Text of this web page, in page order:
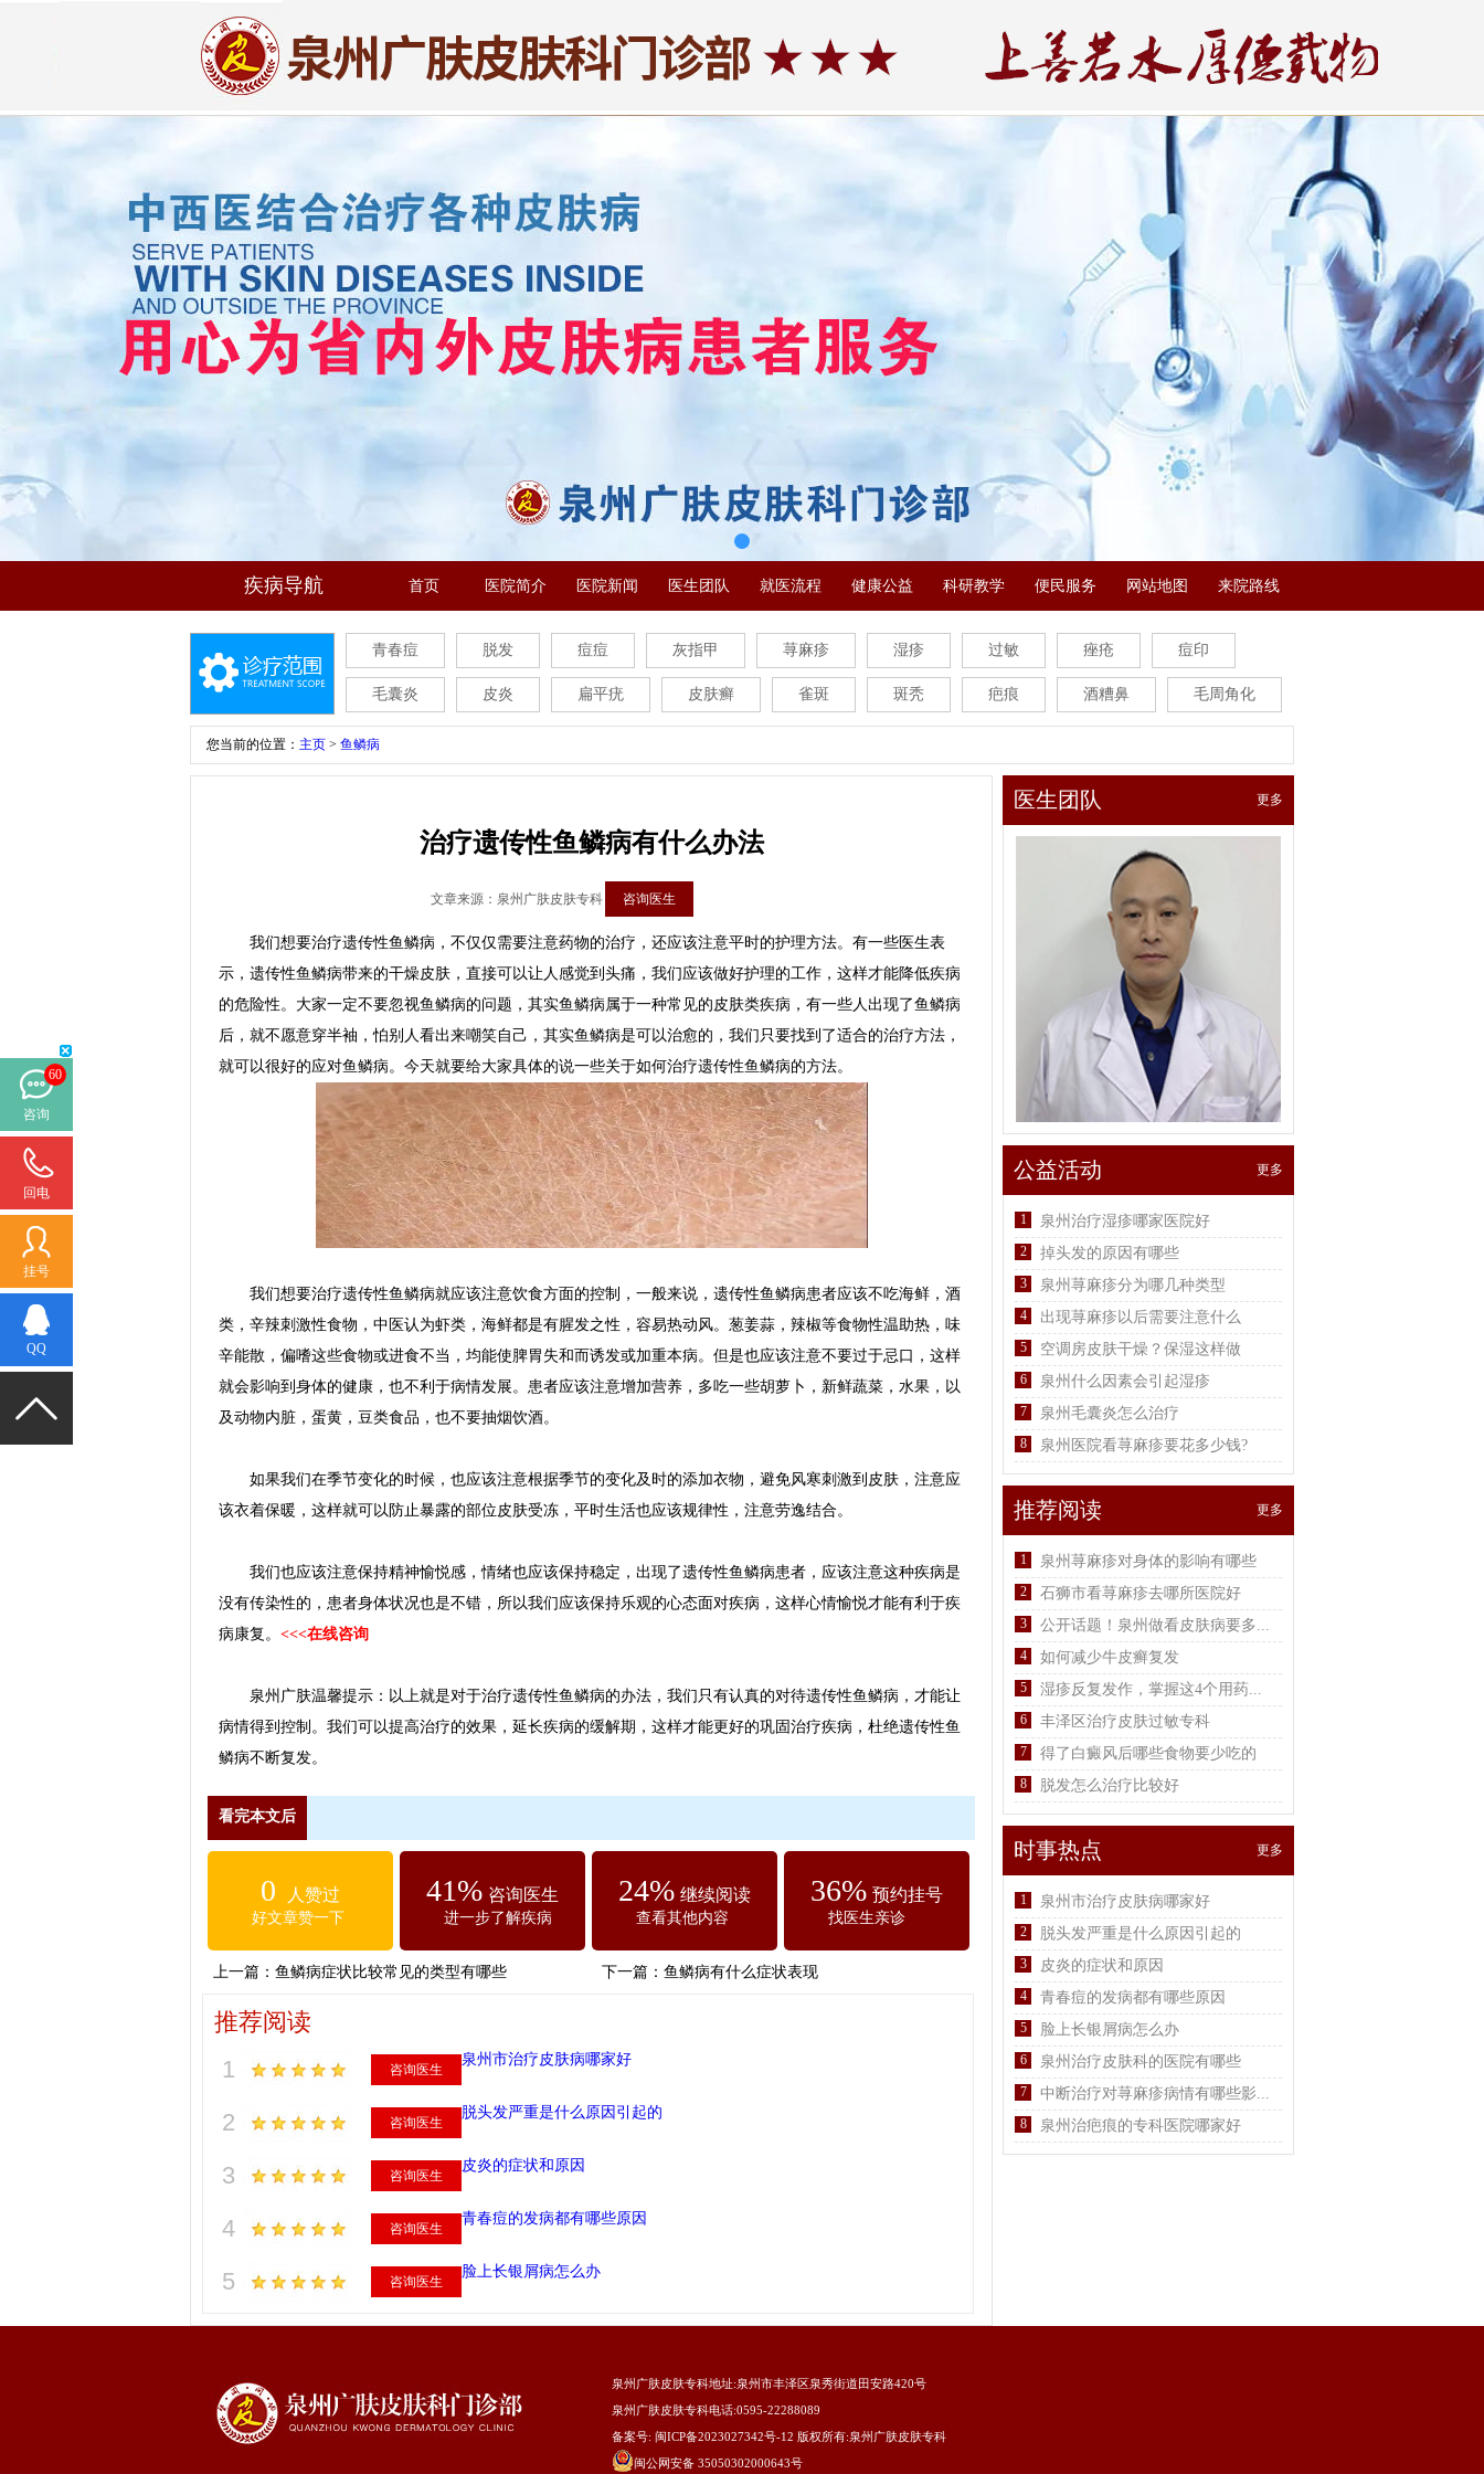
疾病导航 首页 医院简介 医院新闻 医生团队 就医流程 健康公益 科研教学 便民服务 网站地图 来院路线
青春痘 脱发 痘痘 灰指甲 荨麻疹 湿疹 过敏 痤疮 痘印
毛囊炎 皮炎 扁平疣 皮肤癣 雀斑 斑秃 疤痕 酒糟鼻 毛周角化
您当前的位置： 主页 > 鱼鳞病
治疗遗传性鱼鳞病有什么办法
文章来源：泉州广肤皮肤专科 咨询医生
我们想要治疗遗传性鱼鳞病，不仅仅需要注意药物的治疗，还应该注意平时的护理方法。有一些医生表
示，遗传性鱼鳞病带来的干燥皮肤，直接可以让人感觉到头痛，我们应该做好护理的工作，这样才能降低疾病
的危险性。大家一定不要忽视鱼鳞病的问题，其实鱼鳞病属于一种常见的皮肤类疾病，有一些人出现了鱼鳞病
后，就不愿意穿半袖，怕别人看出来嘲笑自己，其实鱼鳞病是可以治愈的，我们只要找到了适合的治疗方法，
就可以很好的应对鱼鳞病。今天就要给大家具体的说一些关于如何治疗遗传性鱼鳞病的方法。
我们想要治疗遗传性鱼鳞病就应该注意饮食方面的控制，一般来说，遗传性鱼鳞病患者应该不吃海鲜，酒
类，辛辣刺激性食物，中医认为虾类，海鲜都是有腥发之性，容易热动风。葱姜蒜，辣椒等食物性温助热，味
辛能散，偏嗜这些食物或进食不当，均能使脾胃失和而诱发或加重本病。但是也应该注意不要过于忌口，这样
就会影响到身体的健康，也不利于病情发展。患者应该注意增加营养，多吃一些胡萝卜，新鲜蔬菜，水果，以
及动物内脏，蛋黄，豆类食品，也不要抽烟饮酒。
如果我们在季节变化的时候，也应该注意根据季节的变化及时的添加衣物，避免风寒刺激到皮肤，注意应
该衣着保暖，这样就可以防止暴露的部位皮肤受冻，平时生活也应该规律性，注意劳逸结合。
我们也应该注意保持精神愉悦感，情绪也应该保持稳定，出现了遗传性鱼鳞病患者，应该注意这种疾病是
没有传染性的，患者身体状况也是不错，所以我们应该保持乐观的心态面对疾病，这样心情愉悦才能有利于疾
病康复。 <<<在线咨询
泉州广肤温馨提示：以上就是对于治疗遗传性鱼鳞病的办法，我们只有认真的对待遗传性鱼鳞病，才能让
病情得到控制。我们可以提高治疗的效果，延长疾病的缓解期，这样才能更好的巩固治疗疾病，杜绝遗传性鱼
鳞病不断复发。
看完本文后
0 人赞过
好文章赞一下
41% 咨询医生
进一步了解疾病
24% 继续阅读
查看其他内容
36% 预约挂号
找医生亲诊
上一篇： 鱼鳞病症状比较常见的类型有哪些 下一篇： 鱼鳞病有什么症状表现
推荐阅读
1
泉州市治疗皮肤病哪家好
咨询医生
2 脱头发严重是什么原因引起的
咨询医生
3 皮炎的症状和原因
咨询医生
4 青春痘的发病都有哪些原因
咨询医生
5 脸上长银屑病怎么办
咨询医生
医生团队 更多
公益活动 更多
1 泉州治疗湿疹哪家医院好
2 掉头发的原因有哪些
3 泉州荨麻疹分为哪几种类型
4 出现荨麻疹以后需要注意什么
5 空调房皮肤干燥？保湿这样做
6 泉州什么因素会引起湿疹
7 泉州毛囊炎怎么治疗
8 泉州医院看荨麻疹要花多少钱?
推荐阅读 更多
1 泉州荨麻疹对身体的影响有哪些
2 石狮市看荨麻疹去哪所医院好
3 公开话题！泉州做看皮肤病要多...
4 如何减少牛皮癣复发
5 湿疹反复发作，掌握这4个用药...
6 丰泽区治疗皮肤过敏专科
7 得了白癜风后哪些食物要少吃的
8 脱发怎么治疗比较好
时事热点 更多
1 泉州市治疗皮肤病哪家好
2 脱头发严重是什么原因引起的
3 皮炎的症状和原因
4 青春痘的发病都有哪些原因
5 脸上长银屑病怎么办
6 泉州治疗皮肤科的医院有哪些
7 中断治疗对荨麻疹病情有哪些影...
8 泉州治疤痕的专科医院哪家好
泉州广肤皮肤专科地址:泉州市丰泽区泉秀街道田安路420号
泉州广肤皮肤专科电话:0595-22288089
备案号: 闽ICP备2023027342号-12 版权所有:泉州广肤皮肤专科
闽公网安备 35050302000643号
60
咨询
回电
挂号
QQ